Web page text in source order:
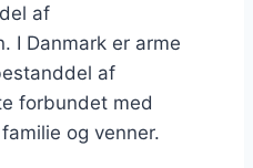
af
I Danmark er arme
af
forbundet med
og venner.